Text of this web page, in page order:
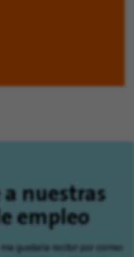
nuestras
empleo
gustaría recibir por correo